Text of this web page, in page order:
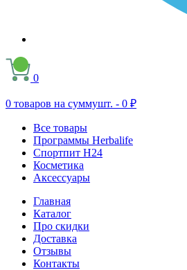
0
0 товаров на суммушт. - 0 ₽
Все товары
Программы Herbalife
Спортпит H24
Косметика
Аксессуары
Главная
Каталог
Про скидки
Доставка
Отзывы
Контакты